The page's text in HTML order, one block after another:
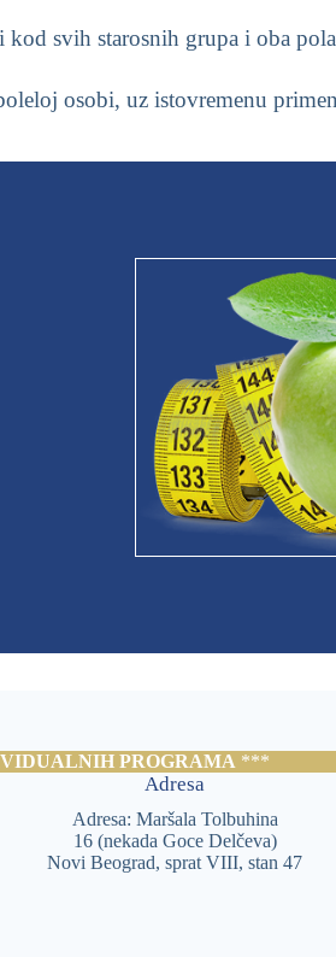
svih starosnih grupa i oba
osobi, uz istovremenu
PROGRAMA ***
Adresa
Adresa: Maršala Tolbuhina
16 (nekada Goce Delčeva)
Novi Beograd, sprat VIII, stan 47